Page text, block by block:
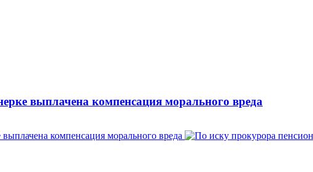
выплачена компенсация морального вреда